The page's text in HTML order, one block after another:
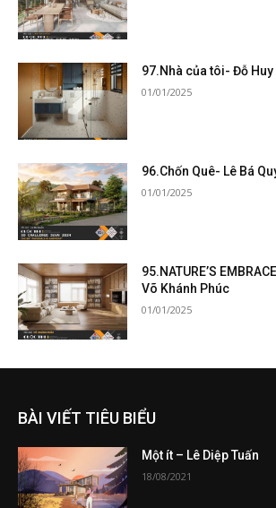
97.Nhà của tôi- Đỗ Huy
01/01/2025
96.Chốn Quê- Lê Bá
01/01/2025
95.NATURE’S
Võ Khánh Phúc
01/01/2025
BÀI VIẾT TIÊU BIỂU
Một ít – Lê Diệp Tuấn
18/08/2021